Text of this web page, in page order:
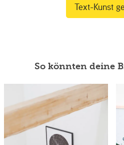
Text-Kunst
So könnten deine